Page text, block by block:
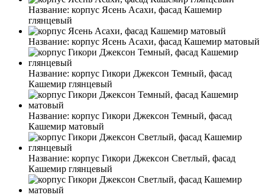
Название: корпус Ясень Асахи, фасад Кашемир
глянцевый
Название: корпус Ясень Асахи, фасад Кашемир матовый
Название: корпус Гикори Джексон Темный, фасад
Кашемир глянцевый
Название: корпус Гикори Джексон Темный, фасад
Кашемир матовый
Название: корпус Гикори Джексон Светлый, фасад
Кашемир глянцевый